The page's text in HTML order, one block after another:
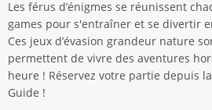
Les férus d’énigmes se réunissent
games pour s'entraîner et se divertir
Ces jeux d’évasion grandeur nature
permettent de vivre des aventures
heure ! Réservez votre partie depuis
Guide !